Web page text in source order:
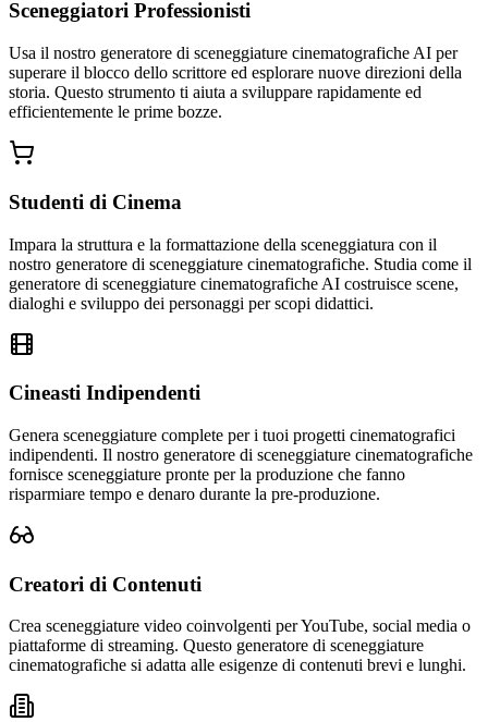
Sceneggiatori Professionisti
Usa il nostro generatore di sceneggiature cinematografiche AI per
superare il blocco dello scrittore ed esplorare nuove direzioni della
storia. Questo strumento ti aiuta a sviluppare rapidamente ed
efficientemente le prime bozze.
Studenti di Cinema
Impara la struttura e la formattazione della sceneggiatura con il
nostro generatore di sceneggiature cinematografiche. Studia come il
generatore di sceneggiature cinematografiche AI costruisce scene,
dialoghi e sviluppo dei personaggi per scopi didattici.
Cineasti Indipendenti
Genera sceneggiature complete per i tuoi progetti cinematografici
indipendenti. Il nostro generatore di sceneggiature cinematografiche
fornisce sceneggiature pronte per la produzione che fanno
risparmiare tempo e denaro durante la pre-produzione.
Creatori di Contenuti
Crea sceneggiature video coinvolgenti per YouTube, social media o
piattaforme di streaming. Questo generatore di sceneggiature
cinematografiche si adatta alle esigenze di contenuti brevi e lunghi.